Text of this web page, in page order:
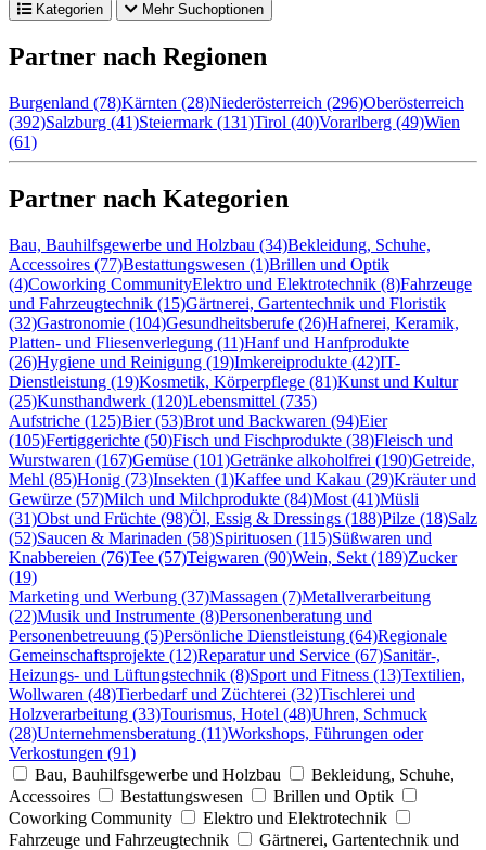
Kategorien Mehr Suchoptionen
Partner nach Regionen
Burgenland (78)Kärnten (28)Niederösterreich (296)Oberösterreich
(392)Salzburg (41)Steiermark (131)Tirol (40)Vorarlberg (49)Wien
(61)
Partner nach Kategorien
Bau, Bauhilfsgewerbe und Holzbau (34)Bekleidung, Schuhe,
Accessoires (77)Bestattungswesen (1)Brillen und Optik
(4)Coworking CommunityElektro und Elektrotechnik (8)Fahrzeuge
und Fahrzeugtechnik (15)Gärtnerei, Gartentechnik und Floristik
(32)Gastronomie (104)Gesundheitsberufe (26)Hafnerei, Keramik,
Platten- und Fliesenverlegung (11)Hanf und Hanfprodukte
(26)Hygiene und Reinigung (19)Imkereiprodukte (42)IT-
Dienstleistung (19)Kosmetik, Körperpflege (81)Kunst und Kultur
(25)Kunsthandwerk (120)Lebensmittel (735)
Aufstriche (125)Bier (53)Brot und Backwaren (94)Eier
(105)Fertiggerichte (50)Fisch und Fischprodukte (38)Fleisch und
Wurstwaren (167)Gemüse (101)Getränke alkoholfrei (190)Getreide,
Mehl (85)Honig (73)Insekten (1)Kaffee und Kakau (29)Kräuter und
Gewürze (57)Milch und Milchprodukte (84)Most (41)Müsli
(31)Obst und Früchte (98)Öl, Essig & Dressings (188)Pilze (18)Salz
(52)Saucen & Marinaden (58)Spirituosen (115)Süßwaren und
Knabbereien (76)Tee (57)Teigwaren (90)Wein, Sekt (189)Zucker
(19)
Marketing und Werbung (37)Massagen (7)Metallverarbeitung
(22)Musik und Instrumente (8)Personenberatung und
Personenbetreuung (5)Persönliche Dienstleistung (64)Regionale
Gemeinschaftsprojekte (12)Reparatur und Service (67)Sanitär-,
Heizungs- und Lüftungstechnik (8)Sport und Fitness (13)Textilien,
Wollwaren (48)Tierbedarf und Züchterei (32)Tischlerei und
Holzverarbeitung (33)Tourismus, Hotel (48)Uhren, Schmuck
(28)Unternehmensberatung (11)Workshops, Führungen oder
Verkostungen (91)
Bau, Bauhilfsgewerbe und Holzbau
Bekleidung, Schuhe,
Accessoires
Bestattungswesen
Brillen und Optik
Coworking Community
Elektro und Elektrotechnik
Fahrzeuge und Fahrzeugtechnik
Gärtnerei, Gartentechnik und